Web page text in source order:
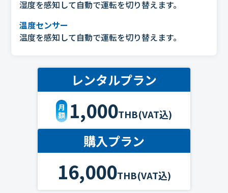
湿度を感知して自動で運転を切り替えます。
温度センサー
温度を感知して自動で運転を切り替えます。
レンタルプラン
1,000THB(VAT込)
月
額
購入プラン
16,000THB(VAT込)